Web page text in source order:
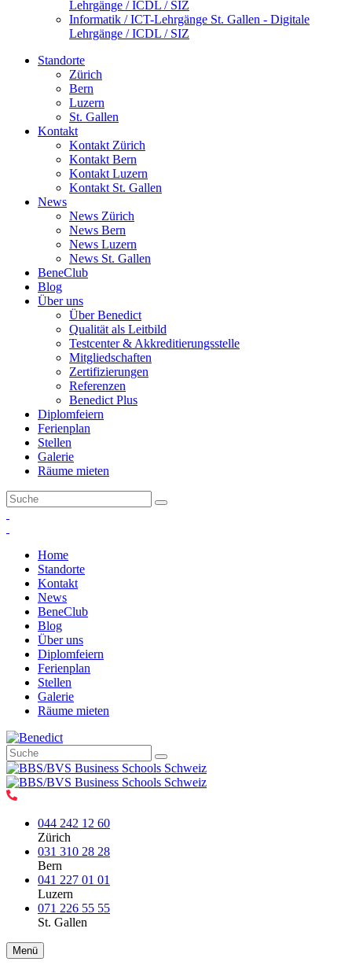
Lehrgänge / ICDL / SIZ
Informatik / ICT-Lehrgänge St. Gallen - Digitale
Lehrgänge / ICDL / SIZ
Standorte
Zürich
Bern
Luzern
St. Gallen
Kontakt
Kontakt Zürich
Kontakt Bern
Kontakt Luzern
Kontakt St. Gallen
News
News Zürich
News Bern
News Luzern
News St. Gallen
BeneClub
Blog
Über uns
Über Benedict
Qualität als Leitbild
Testcenter & Akkreditierungsstelle
Mitgliedschaften
Zertifizierungen
Referenzen
Benedict Plus
Diplomfeiern
Ferienplan
Stellen
Galerie
Räume mieten
Home
Standorte
Kontakt
News
BeneClub
Blog
Über uns
Diplomfeiern
Ferienplan
Stellen
Galerie
Räume mieten
044 242 12 60
Zürich
031 310 28 28
Bern
041 227 01 01
Luzern
071 226 55 55
St. Gallen
Menü